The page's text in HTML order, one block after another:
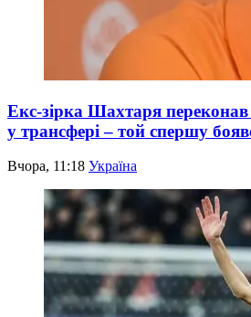
Екс-зірка Шахтаря
у трансфері – той спершу
Вчора, 11:18 Україна